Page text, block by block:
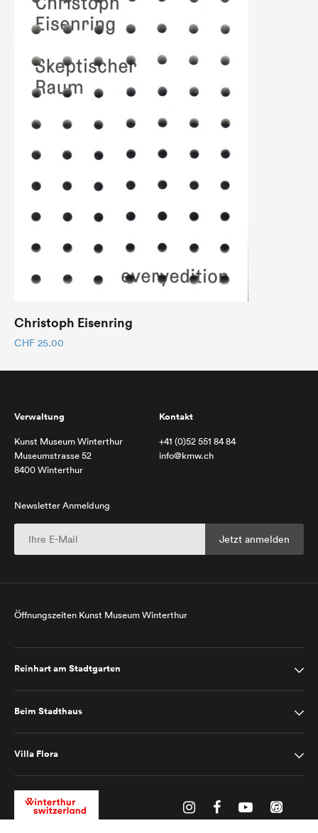
Christoph Eisenring
CHF 25.00
Verwaltung
Kunst Museum Winterthur
Museumstrasse 52
8400 Winterthur
Kontakt
+41 (0)52 551 84 84
info@kmw.ch
Newsletter Anmeldung
Öffnungszeiten Kunst Museum Winterthur
Reinhart am Stadtgarten
Beim Stadthaus
Villa Flora